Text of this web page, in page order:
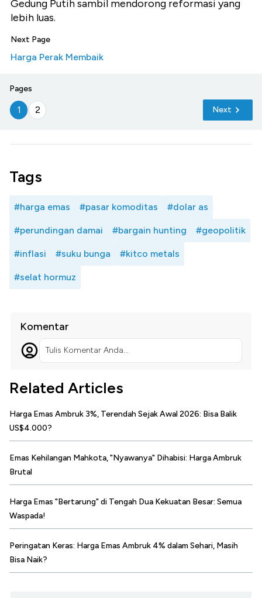
Gedung Putih sambil mendorong reformasi yang
lebih luas.
Next Page
Harga Perak Membaik
Pages
1 2 Next
Tags
#harga emas #pasar komoditas #dolar as
#perundingan damai #bargain hunting #geopolitik
#inflasi #suku bunga #kitco metals
#selat hormuz
Komentar
Tulis Komentar Anda...
Related Articles
Harga Emas Ambruk 3%, Terendah Sejak Awal 2026: Bisa Balik
US$4.000?
Emas Kehilangan Mahkota, "Nyawanya" Dihabisi: Harga Ambruk
Brutal
Harga Emas "Bertarung" di Tengah Dua Kekuatan Besar: Semua
Waspada!
Peringatan Keras: Harga Emas Ambruk 4% dalam Sehari, Masih
Bisa Naik?